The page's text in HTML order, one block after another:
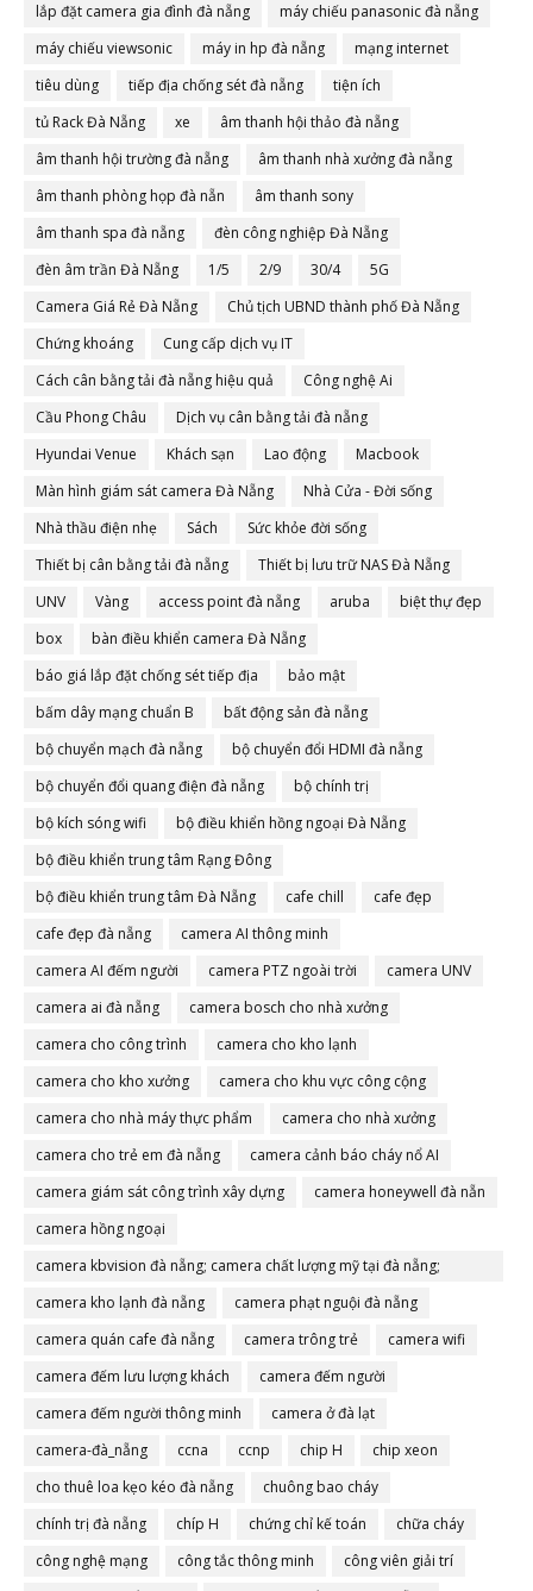
lắp đặt camera gia đình đà nẵng
máy chiếu panasonic đà nẵng
máy chiếu viewsonic
máy in hp đà nẵng
mạng internet
tiêu dùng
tiếp địa chống sét đà nẵng
tiện ích
tủ Rack Đà Nẵng
xe
âm thanh hội thảo đà nẵng
âm thanh hội trường đà nẵng
âm thanh nhà xưởng đà nẵng
âm thanh phòng họp đà nẵn
âm thanh sony
âm thanh spa đà nẵng
đèn công nghiệp Đà Nẵng
đèn âm trần Đà Nẵng
1/5 2/9 30/4
5G
Camera Giá Rẻ Đà Nẵng
Chủ tịch UBND thành phố Đà Nẵng
Chứng khoáng
Cung cấp dịch vụ IT
Cách cân bằng tải đà nẵng hiệu quả
Công nghệ Ai
Cầu Phong Châu
Dịch vụ cân bằng tải đà nẵng
Hyundai Venue
Khách sạn Lao động
Macbook
Màn hình giám sát camera Đà Nẵng
Nhà Cửa - Đời sống
Nhà thầu điện nhẹ
Sách
Sức khỏe đời sống
Thiết bị cân bằng tải đà nẵng
Thiết bị lưu trữ NAS Đà Nẵng
UNV
Vàng access point đà nẵng aruba
biệt thự đẹp
box
bàn điều khiển camera Đà Nẵng
báo giá lắp đặt chống sét tiếp địa
bảo mật
bấm dây mạng chuẩn B
bất động sản đà nẵng
bộ chuyển mạch đà nẵng
bộ chuyển đổi HDMI đà nẵng
bộ chuyển đổi quang điện đà nẵng
bộ chính trị
bộ kích sóng wifi
bộ điều khiển hồng ngoại Đà Nẵng
bộ điều khiển trung tâm Rạng Đông
bộ điều khiển trung tâm Đà Nẵng
cafe chill
cafe đẹp
cafe đẹp đà nẵng
camera AI thông minh
camera AI đếm người
camera PTZ ngoài trời
camera UNV
camera ai đà nẵng
camera bosch cho nhà xưởng
camera cho công trình
camera cho kho lạnh
camera cho kho xưởng
camera cho khu vực công cộng
camera cho nhà máy thực phẩm
camera cho nhà xưởng
camera cho trẻ em đà nẵng
camera cảnh báo cháy nổ AI
camera giám sát công trình xây dựng
camera honeywell đà nẵn
camera hồng ngoại
camera kbvision đà nẵng; camera chất lượng mỹ tại đà nẵng;
camera đà nẵng
camera kho lạnh đà nẵng
camera phạt nguội đà nẵng
camera quán cafe đà nẵng
camera trông trẻ
camera wifi
camera đếm lưu lượng khách
camera đếm người
camera đếm người thông minh
camera ở đà lạt
camera-đà_nẵng
ccna ccnp chip H
chip xeon
cho thuê loa kẹo kéo đà nẵng
chuông bao cháy
chính trị đà nẵng
chíp H chứng chỉ kế toán
chữa cháy
công nghệ mạng
công tắc thông minh
công viên giải trí